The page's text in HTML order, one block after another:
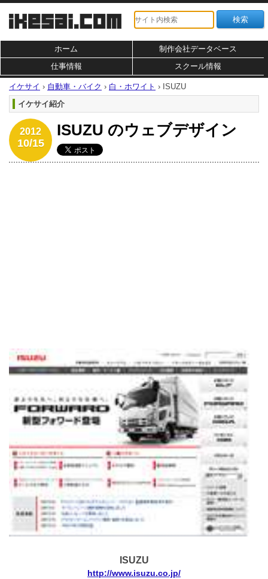
ホーム
制作会社データベース
仕事情報
スクール情報
イケサイ › 自動車・バイク › 白・ホワイト › ISUZU
イケサイ紹介
2012
10/15
ISUZU のウェブデザイン
ISUZU
http://www.isuzu.co.jp/